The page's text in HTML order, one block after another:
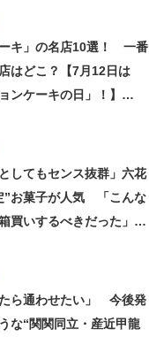
キ」の名店10選！ 一番
はどこ？【7月12日は
ンケーキの日」！】
してもセンス抜群」六花
”お菓子が人気 「こんな
買いするべきだった」
たら通わせたい」 今後発
な“関関同立・産近甲龍